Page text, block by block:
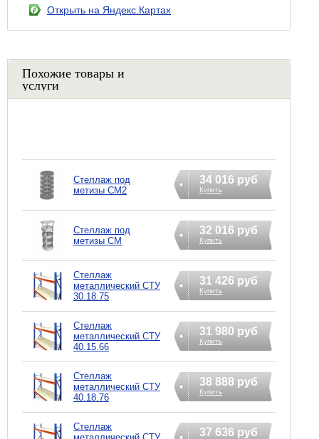
Открыть на Яндекс.Картах
Похожие товары и
услуги
Стеллаж под
метизы СМ2
34 016 руб
Купить
Стеллаж под
метизы СМ
32 016 руб
Купить
Стеллаж
металлический СТУ
30.18.75
31 426 руб
Купить
Стеллаж
металлический СТУ
40.15.66
31 980 руб
Купить
Стеллаж
металлический СТУ
40.18.76
38 888 руб
Купить
Стеллаж
металлический СТУ
37 636 руб